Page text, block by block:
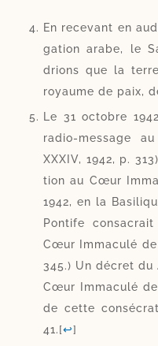
En rece­vant en
ga­tion arabe, le
drions que la
royaume de paix,
Le 31 octobre
radio-​message
XXXIV, 1942, p.
tion au Cœur
1942, en la
Pontife
Cœur Immaculé de
345.) Un décret
Cœur Immaculé
de cette
41.[↩]